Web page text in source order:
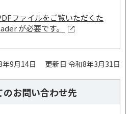
ファイルをご覧いただくた
が必要です。
年9月14日 更新日 令和8年3月31日
のお問い合わせ先